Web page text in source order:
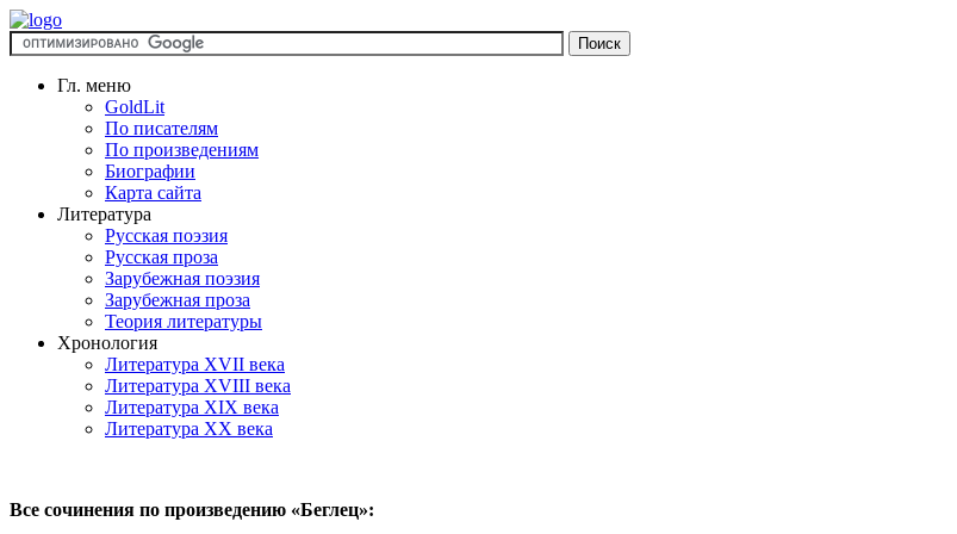
Гл. меню
GoldLit
По писателям
По произведениям
Биографии
Карта сайта
Литература
Русская поэзия
Русская проза
Зарубежная поэзия
Зарубежная проза
Теория литературы
Хронология
Литература XVII века
Литература XVIII века
Литература XIX века
Литература XX века
Все сочинения по произведению «Беглец»: